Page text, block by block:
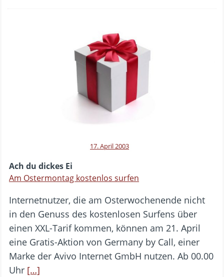
17. April 2003
Ach du dickes Ei
Am Ostermontag kostenlos surfen
Internetnutzer, die am Osterwochenende nicht
in den Genuss des kostenlosen Surfens über
einen XXL-Tarif kommen, können am 21. April
eine Gratis-Aktion von Germany by Call, einer
Marke der Avivo Internet GmbH nutzen. Ab 00.00
Uhr […]